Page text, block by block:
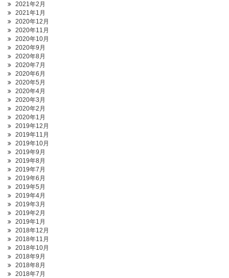
2021年2月
2021年1月
2020年12月
2020年11月
2020年10月
2020年9月
2020年8月
2020年7月
2020年6月
2020年5月
2020年4月
2020年3月
2020年2月
2020年1月
2019年12月
2019年11月
2019年10月
2019年9月
2019年8月
2019年7月
2019年6月
2019年5月
2019年4月
2019年3月
2019年2月
2019年1月
2018年12月
2018年11月
2018年10月
2018年9月
2018年8月
2018年7月